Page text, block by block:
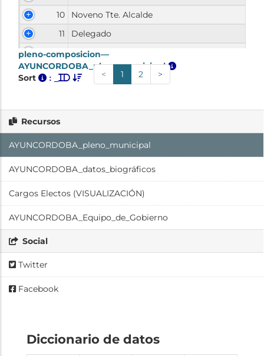
Recursos
AYUNCORDOBA_pleno_municipal
AYUNCORDOBA_datos_biográficos
Cargos Electos (VISUALIZACIÓN)
AYUNCORDOBA_Equipo_de_Gobierno
Social
Twitter
Facebook
Diccionario de datos